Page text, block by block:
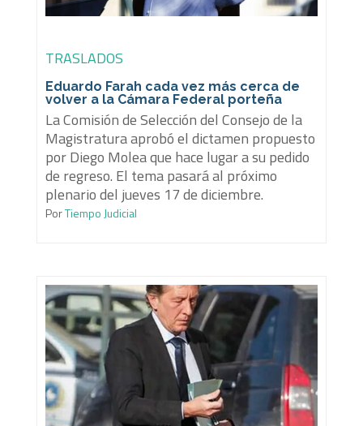
TRASLADOS
Eduardo Farah cada vez más cerca de
volver a la Cámara Federal porteña
La Comisión de Selección del Consejo de la
Magistratura aprobó el dictamen propuesto
por Diego Molea que hace lugar a su pedido
de regreso. El tema pasará al próximo
plenario del jueves 17 de diciembre.
PorTiempo Judicial